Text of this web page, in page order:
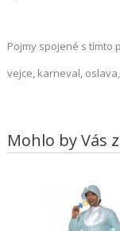
Pojmy spojené s tímto
vejce, karneval,
Mohlo by Vás